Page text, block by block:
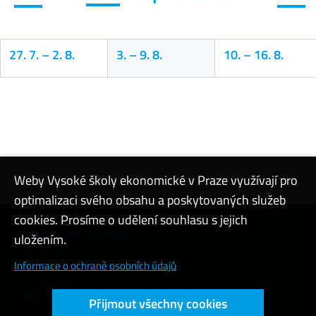
27. 7.–2. 8. 3.–9. 8. 10.–16. 8.
Kontaktovat podporu
Nastavení cookies
Přístupnost webu
Weby Vysoké školy ekonomické v Praze využívají pro
optimalizaci svého obsahu a poskytovaných služeb
cookies. Prosíme o udělení souhlasu s jejich
uložením.
Informace o ochraně osobních údajů
Přijmout všechny cookies